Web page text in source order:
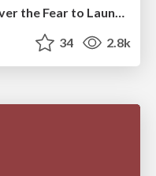
I Don’t Have Time: Getting Over the Fear to Launch Your Podcast
34 2.8k